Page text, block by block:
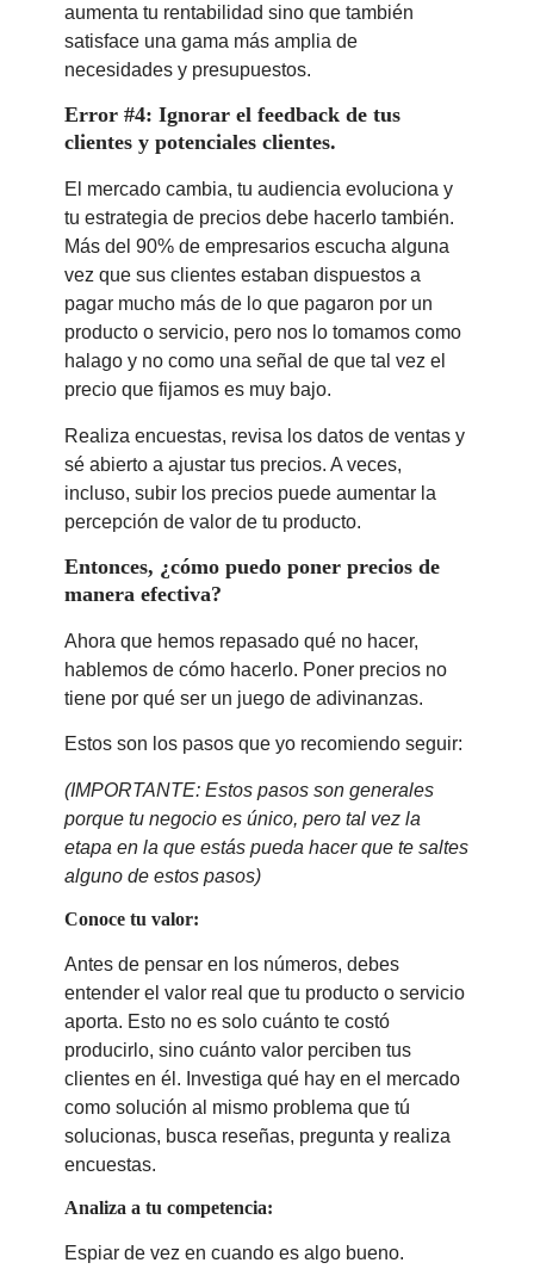
aumenta tu rentabilidad sino que también
satisface una gama más amplia de
necesidades y presupuestos.
Error #4: Ignorar el feedback de tus
clientes y potenciales clientes.
El mercado cambia, tu audiencia evoluciona y
tu estrategia de precios debe hacerlo también.
Más del 90% de empresarios escucha alguna
vez que sus clientes estaban dispuestos a
pagar mucho más de lo que pagaron por un
producto o servicio, pero nos lo tomamos como
halago y no como una señal de que tal vez el
precio que fijamos es muy bajo.
Realiza encuestas, revisa los datos de ventas y
sé abierto a ajustar tus precios. A veces,
incluso, subir los precios puede aumentar la
percepción de valor de tu producto.
Entonces, ¿cómo puedo poner precios de
manera efectiva?
Ahora que hemos repasado qué no hacer,
hablemos de cómo hacerlo. Poner precios no
tiene por qué ser un juego de adivinanzas.
Estos son los pasos que yo recomiendo seguir:
(IMPORTANTE: Estos pasos son generales
porque tu negocio es único, pero tal vez la
etapa en la que estás pueda hacer que te saltes
alguno de estos pasos)
Conoce tu valor:
Antes de pensar en los números, debes
entender el valor real que tu producto o servicio
aporta. Esto no es solo cuánto te costó
producirlo, sino cuánto valor perciben tus
clientes en él. Investiga qué hay en el mercado
como solución al mismo problema que tú
solucionas, busca reseñas, pregunta y realiza
encuestas.
Analiza a tu competencia:
Espiar de vez en cuando es algo bueno.